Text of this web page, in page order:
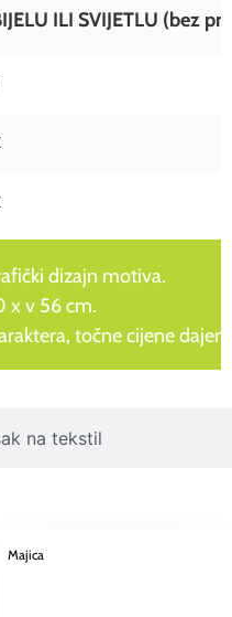
na tekstil
ILI SVIJETLU (bez
dizajn motiva.
x v 56 cm.
točne cijene
Majica